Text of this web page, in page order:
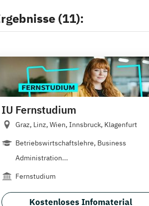
(11):
IU Fernstudium
Graz, Linz, Wien, Innsbruck, Klagenfurt
Betriebswirtschaftslehre, Business
Administration...
Fernstudium
Kostenloses Infomaterial